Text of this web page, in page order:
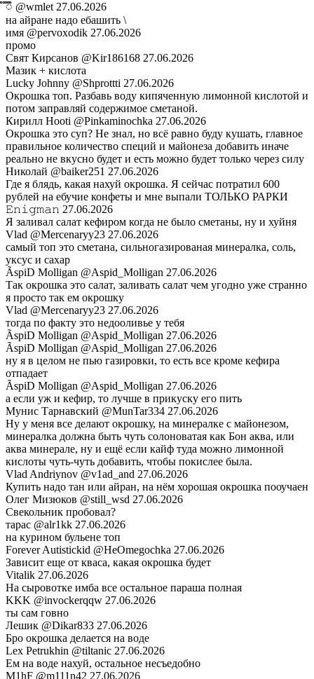
ꠋꠋꠋꠋꠋꠋꠋꠋꠋꠋꠋꠋꠋꠋꠋꠋꠋꠋꠋꠋꠋꠋꠋꠋꠋꠋꠋꠋꠋꠋꠋꠋꠋꠋꠋꠋꠋꠋꠋꠋꠋꠋꠋꠋꠋꠋꠋꠋꠋꠋꠋꠋꠋꠋꠋꠋꠋꠋꠋꠋꠋꠋꠋꠋ @wmlet 27.06.2026
на айране надо ебашить \
имя @pervoxodik 27.06.2026
промо
Свят Кирсанов @Kir186168 27.06.2026
Мазик + кислота
Lucky Johnny @Shprottti 27.06.2026
Окрошка топ. Разбавь воду кипяченную лимонной кислотой и
потом заправляй содержимое сметаной.
Кирилл Hooti @Pinkaminochka 27.06.2026
Окрошка это суп? Не знал, но всё равно буду кушать, главное
правильное количество специй и майонеза добавить иначе
реально не вкусно будет и есть можно будет только через силу
Николай @baiker251 27.06.2026
Где я блядь, какая нахуй окрошка. Я сейчас потратил 600
рублей на ебучие конфеты и мне выпали ТОЛЬКО РАРКИ
𝙴𝚗𝚒𝚐𝚖𝚊𝚗 27.06.2026
Я заливал салат кефиром когда не было сметаны, ну и хуйня
Vlad @Mercenaryy23 27.06.2026
самый топ это сметана, сильногазированая минералка, соль,
уксус и сахар
ÃspiD Molligan @Aspid_Molligan 27.06.2026
Так окрошка это салат, заливать салат чем угодно уже странно
я просто так ем окрошку
Vlad @Mercenaryy23 27.06.2026
тогда по факту это недооливье у тебя
ÃspiD Molligan @Aspid_Molligan 27.06.2026
ÃspiD Molligan @Aspid_Molligan 27.06.2026
ну я в целом не пью газировки, то есть все кроме кефира
отпадает
ÃspiD Molligan @Aspid_Molligan 27.06.2026
а если уж и кефир, то лучше в прикуску его пить
Мунис Тарнавский @MunTar334 27.06.2026
Ну у меня все делают окрошку, на минералке с майонезом,
минералка должна быть чуть солоноватая как Бон аква, или
аква минерале, ну и ещё если кайф туда можно лимонной
кислоты чуть-чуть добавить, чтобы покислее была.
Vlad Andriynov @v1ad_and 27.06.2026
Купить надо тан или айран, на нём хорошая окрошка пооучаен
Олег Мизюков @still_wsd 27.06.2026
Свекольник пробовал?
тарас @alr1kk 27.06.2026
на курином бульене топ
Forever Autistickid @HeOmegochka 27.06.2026
Зависит еще от кваса, какая окрошка будет
Vitalik 27.06.2026
На сыровотке имба все остальное параша полная
KKK @invockerqqw 27.06.2026
ты сам говно
Лешик @Dikar833 27.06.2026
Бро окрошка делается на воде
Lex Petrukhin @tiltanic 27.06.2026
Ем на воде нахуй, остальное несъедобно
M1hF @m111n42 27.06.2026